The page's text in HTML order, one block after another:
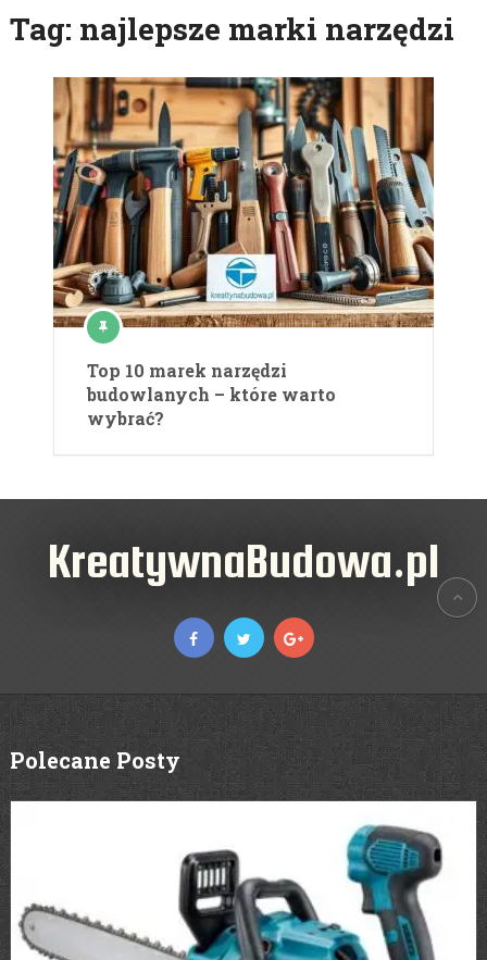
Tag: najlepsze marki narzędzi
Top 10 marek narzędzi
budowlanych – które warto
wybrać?
KreatywnaBudowa.pl
Polecane Posty